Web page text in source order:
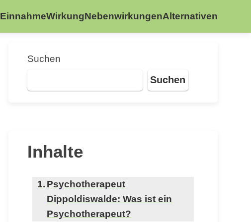
EinnahmeWirkungNebenwirkungenAlternativen
Suchen
Suchen
Inhalte
Psychotherapeut
Dippoldiswalde: Was ist ein
Psychotherapeut?